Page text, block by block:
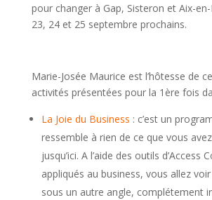
pour changer à Gap, Sisteron et Aix-
23, 24 et 25 septembre prochains.
Marie-Josée Maurice est l’hôtesse de
activités présentées pour la 1ère fois
La Joie du Business : c’est un
ressemble à rien de ce que vous
jusqu’ici. A l’aide des outils d’Access
appliqués au business, vous allez
sous un autre angle, complétement